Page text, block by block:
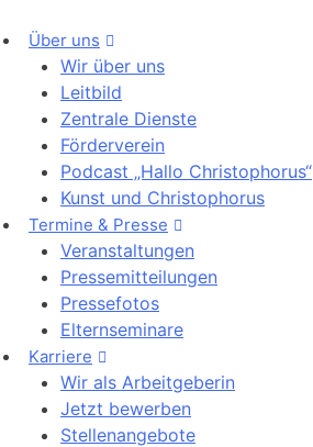
Über uns
Wir über uns
Leitbild
Zentrale Dienste
Förderverein
Podcast „Hallo Christophorus“
Kunst und Christophorus
Termine & Presse
Veranstaltungen
Pressemitteilungen
Pressefotos
Elternseminare
Karriere
Wir als Arbeitgeberin
Jetzt bewerben
Stellenangebote